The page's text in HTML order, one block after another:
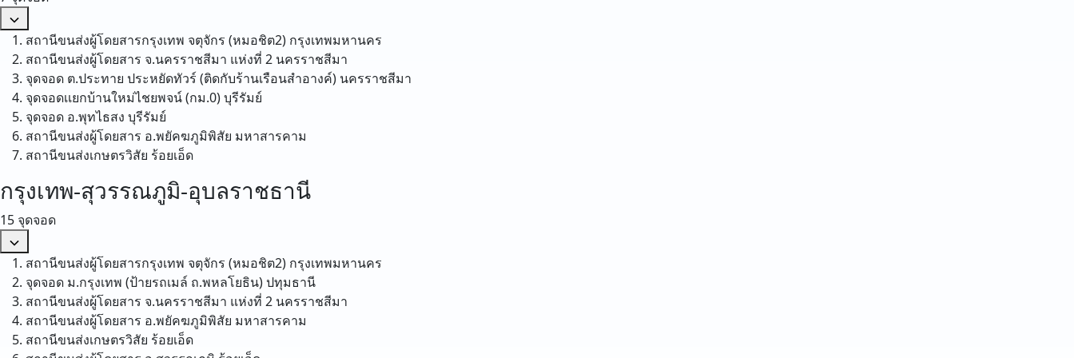
สถานีขนส่งผู้โดยสารกรุงเทพ จตุจักร (หมอชิต2) กรุงเทพมหานคร
สถานีขนส่งผู้โดยสาร จ.นครราชสีมา แห่งที่ 2 นครราชสีมา
จุดจอด ต.ประทาย ประหยัดทัวร์ (ติดกับร้านเรือนสำอางค์) นครราชสีมา
จุดจอดเเยกบ้านใหม่ไชยพจน์ (กม.0)บุรีรัมย์
จุดจอด อ.พุทไธสง บุรีรัมย์
สถานีขนส่งผู้โดยสาร อ.พยัคฆภูมิพิสัย มหาสารคาม
สถานีขนส่งเกษตรวิสัย ร้อยเอ็ด
กรุงเทพ-สุวรรณภูมิ-อุบลราชธานี
15 จุดจอด
สถานีขนส่งผู้โดยสารกรุงเทพ จตุจักร (หมอชิต2) กรุงเทพมหานคร
จุดจอด ม.กรุงเทพ (ป้ายรถเมล์ ถ.พหลโยธิน)ปทุมธานี
สถานีขนส่งผู้โดยสาร จ.นครราชสีมา แห่งที่ 2 นครราชสีมา
สถานีขนส่งผู้โดยสาร อ.พยัคฆภูมิพิสัย มหาสารคาม
สถานีขนส่งเกษตรวิสัย ร้อยเอ็ด